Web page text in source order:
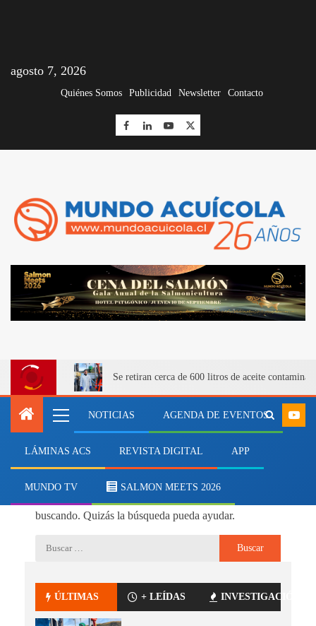
agosto 7, 2026
Quiénes Somos Publicidad Newsletter Contacto
Se retiran cerca de 600 litros de aceite
NOTICIAS AGENDA DE EVENTOS
LÁMINAS ACS REVISTA DIGITAL APP
MUNDO TV SALMON MEETS 2026
No se ha encontrado nada
buscando. Quizás la búsqueda pueda ayudar.
ÚLTIMAS + LEÍDAS INVESTIGACIÓN